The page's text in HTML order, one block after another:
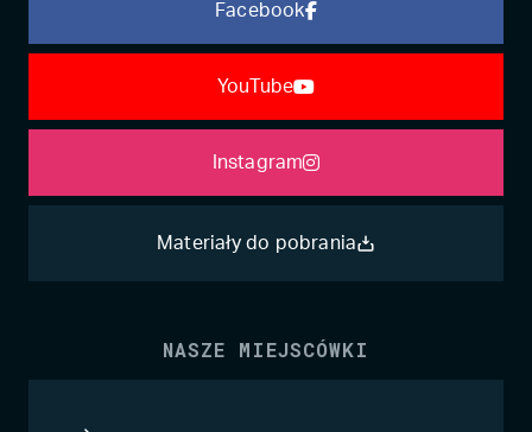
Facebook
YouTube
Instagram
Materiały do pobrania
NASZE MIEJSCÓWKI